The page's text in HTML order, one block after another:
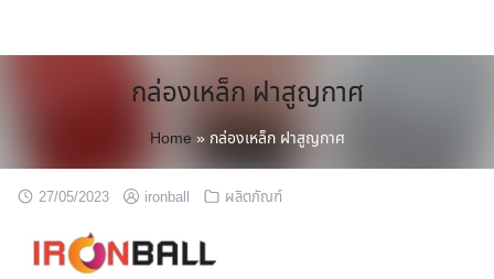
กล่องเหล็ก ฝาสูญกาศ
Home » กล่องเหล็ก ฝาสูญกาศ
27/05/2023 ironball ผลิตภัณฑ์